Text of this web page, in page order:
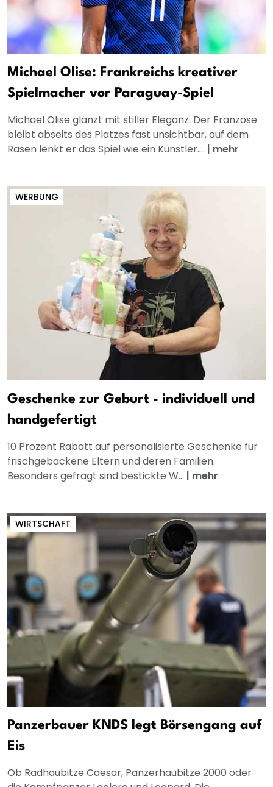
Michael Olise: Frankreichs kreativer
Spielmacher vor Paraguay-Spiel
Michael Olise glänzt mit stiller Eleganz. Der Franzose
bleibt abseits des Platzes fast unsichtbar, auf dem
Rasen lenkt er das Spiel wie ein Künstler.... | mehr
WERBUNG
Geschenke zur Geburt - individuell und
handgefertigt
10 Prozent Rabatt auf personalisierte Geschenke für
frischgebackene Eltern und deren Familien.
Besonders gefragt sind bestickte W... | mehr
WIRTSCHAFT
Panzerbauer KNDS legt Börsengang auf
Eis
Ob Radhaubitze Caesar, Panzerhaubitze 2000 oder